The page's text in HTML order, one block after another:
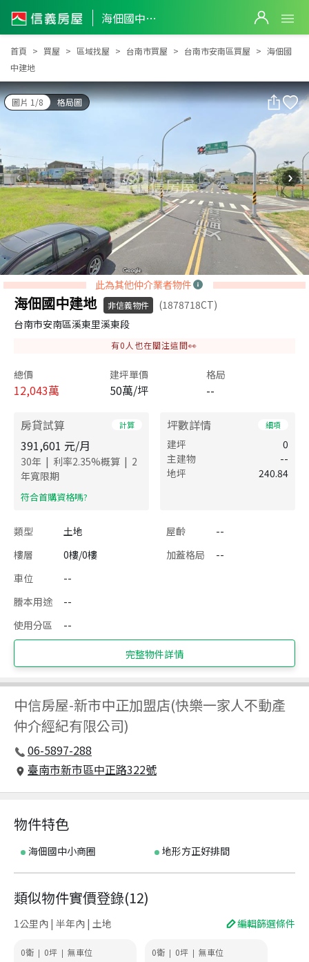
海佃國中建地
海佃國中建地
首頁 買屋 區域找屋 台南市買屋 台南市安南區買屋
海佃國
中建地
圖片 1/8 格局圖
此為其他仲介業者物件
海佃國中建地 非信義物件
(1878718CT)
台南市安南區溪東里溪東段
有0 人也在關注這間👀
總價
12,043萬
建坪單價
50萬/坪
格局
--
房貸試算 計算
391,601 元/月
30年 | 利率2.35%概算 | 2
年寬限期
​符合首購資格嗎?
坪數詳情 細項
建坪
0
主建物
--
地坪
240.84
類型 土地 屋齡
--
樓層
0樓/0樓 加蓋格局
--
車位
--
謄本用途
--
使用分區
--
完整物件詳情
中信房屋-新市中正加盟店(快樂一家人不動產
仲介經紀有限公司)
06-5897-288
臺南市新市區中正路322號
物件特色
海佃國中小商圈 地形方正好排間
類似物件實價登錄(12)
1公里內 | 半年內 | 土地 編輯篩選條件
0衛 | 0坪 | 無車位 0衛 | 0坪 | 無車位